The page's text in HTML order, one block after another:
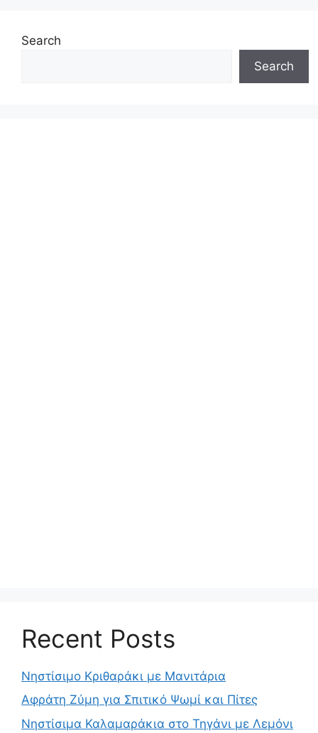
Search
Search
Recent Posts
Νηστίσιμο Κριθαράκι με Μανιτάρια
Αφράτη Ζύμη για Σπιτικό Ψωμί και Πίτες
Νηστίσιμα Καλαμαράκια στο Τηγάνι με Λεμόνι